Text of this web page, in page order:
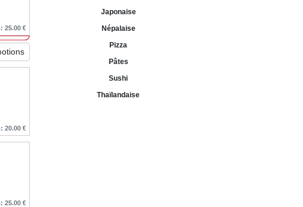
25.00 €
20.00 €
25.00 €
Japonaise
Népalaise
Pizza
Pâtes
Sushi
Thaïlandaise